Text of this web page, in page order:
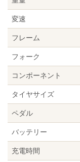
変速
フレーム
フォーク
コンポーネント
タイヤサイズ
ペダル
バッテリー
充電時間